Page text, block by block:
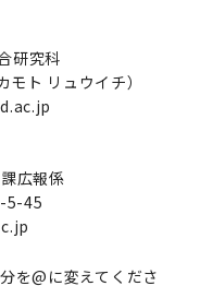
研究科
ト リュウイチ）
広報係
5-45
を@に変えてくださ